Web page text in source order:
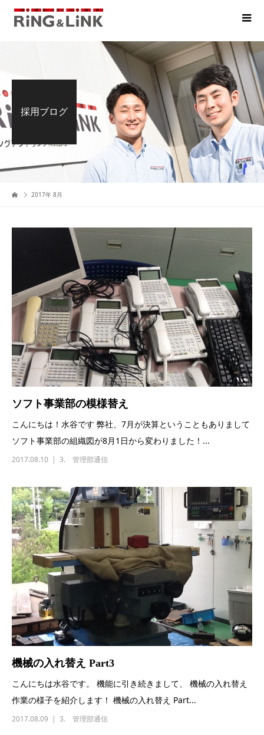
採用ブログ
2017年 8月
ソフト事業部の模様替え
こんにちは！水谷です 弊社、7月が決算ということもありまして
ソフト事業部の組織図が8月1日から変わりました！...
2017.08.10 3. 管理部通信
機械の入れ替え Part3
こんにちは水谷です。 機能に引き続きまして、 機械の入れ替え
作業の様子を紹介します！ 機械の入れ替え Part...
2017.08.09 3. 管理部通信